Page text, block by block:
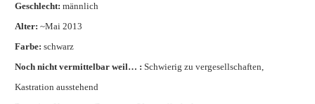
Geschlecht: männlich
Alter: ~Mai 2013
Farbe: schwarz
Noch nicht vermittelbar weil… : Schwierig zu vergesellschaften,
Kastration ausstehend